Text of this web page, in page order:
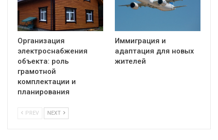
Организация
электроснабжения
объекта: роль
грамотной
комплектации и
планирования
Иммиграция и
адаптация для новых
жителей
PREV NEXT